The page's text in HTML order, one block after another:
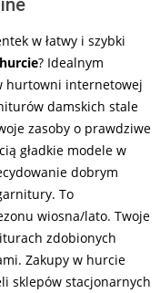
w łatwy i szybki
? Idealnym
hurtowni internetowej
damskich stale
zasoby o prawdziwe
gładkie modele w
dobrym
To
wiosna/lato. Twoje
zdobionych
Zakupy w hurcie
sklepów stacjonarnych